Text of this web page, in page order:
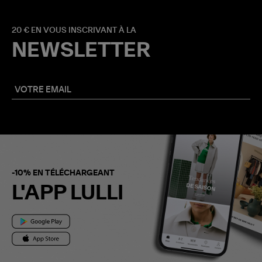
20 € EN VOUS INSCRIVANT À LA
NEWSLETTER
-10% EN TÉLÉCHARGEANT
L'APP LULLI